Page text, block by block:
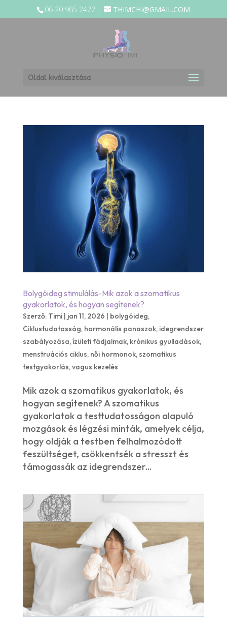
06 20 965 2422 THIMCHI@GMAIL.COM
Oldal kiválasztása
Bolygóideg stimulálás-Mik azok a szomatikus
gyakorlatok, és hogyan segítenek?
Szerző: Timi| jan 11, 2026 bolygóideg,
Ciklustudatosság, hormonális panaszok, idegrendszer
szabályozása,ízületi fádjalmak, krónikus gyulladások,
menstruációs ciklus, női hormonok, szomatikus
testgyakorlás,vagus kezelés
Mik azok a szomatikus gyakorlatok, és
hogyan segítenek? A szomatikus
gyakorlatok a testtudatosságon alapuló
mozgások és légzési minták, amelyek célja,
hogy oldják a testben felhalmozódott
feszültséget, csökkentsék a stresszt és
támogassák az idegrendszer...